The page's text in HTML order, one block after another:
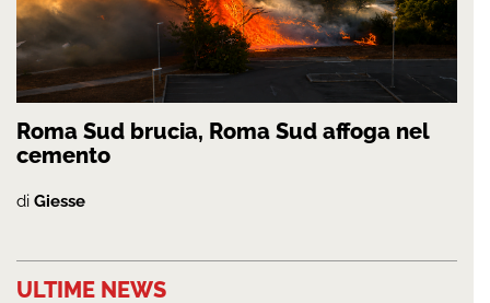
Roma Sud brucia, Roma Sud affoga nel
cemento
di Giesse
ULTIME NEWS